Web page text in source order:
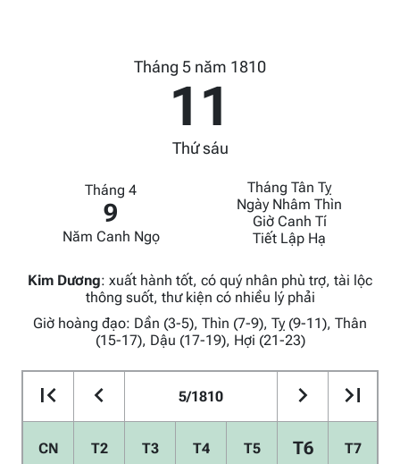
Tháng 5 năm 1810
11
Thứ sáu
Tháng 4
9
Năm Canh Ngọ
Tháng Tân Tỵ
Ngày Nhâm Thìn
Giờ Canh Tí
Tiết Lập Hạ
Kim Dương: xuất hành tốt, có quý nhân phù trợ, tài lộc
thông suốt, thư kiện có nhiều lý phải
Giờ hoàng đạo: Dần (3-5), Thìn (7-9), Tỵ (9-11), Thân
(15-17), Dậu (17-19), Hợi (21-23)
5/1810
CN T2 T3 T4 T5 T6 T7